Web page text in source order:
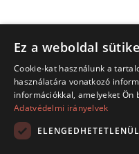
Ez a weboldal
Cookie-kat használunk a
használatára vonatkozó
információkkal, amelyeket Ön
Adatvédelmi irányelvek